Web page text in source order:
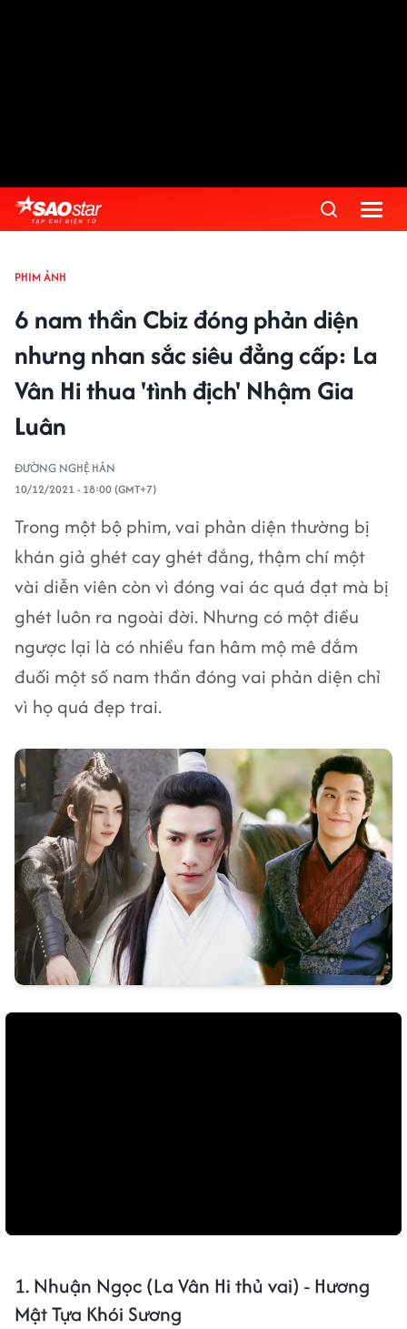
PHIM ẢNH
6 nam thần Cbiz đóng phản diện
nhưng nhan sắc siêu đẳng cấp: La
Vân Hi thua 'tình địch' Nhậm Gia
Luân
ĐƯỜNG NGHỆ HÂN
10/12/2021 - 18:00 (GMT+7)
Trong một bộ phim, vai phản diện thường bị
khán giả ghét cay ghét đắng, thậm chí một
vài diễn viên còn vì đóng vai ác quá đạt mà bị
ghét luôn ra ngoài đời. Nhưng có một điều
ngược lại là có nhiều fan hâm mộ mê đắm
đuối một số nam thần đóng vai phản diện chỉ
vì họ quá đẹp trai.
1. Nhuận Ngọc (La Vân Hi thủ vai) - Hương
Mật Tựa Khói Sương